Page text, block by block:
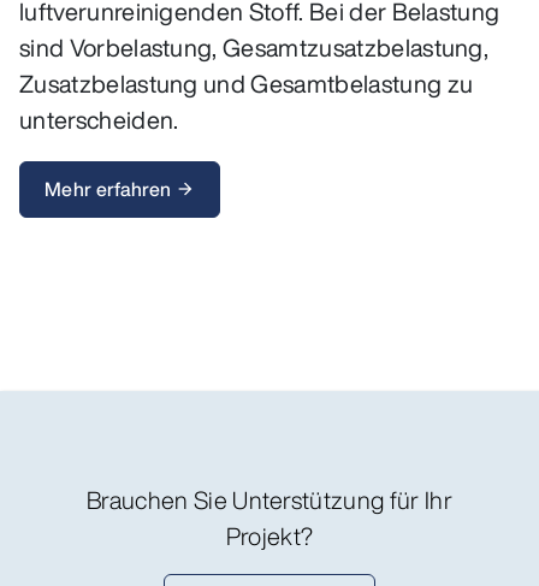
luftverunreinigenden Stoff. Bei der Belastung
sind Vorbelastung, Gesamtzusatzbelastung,
Zusatzbelastung und Gesamtbelastung zu
unterscheiden.
Mehr erfahren arrow_forward
Brauchen Sie Unterstützung für Ihr
Projekt?